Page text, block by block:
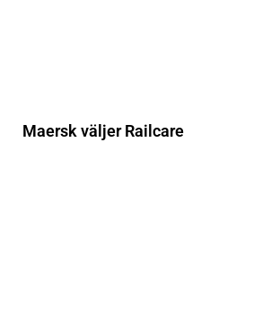
Maersk väljer Railcare